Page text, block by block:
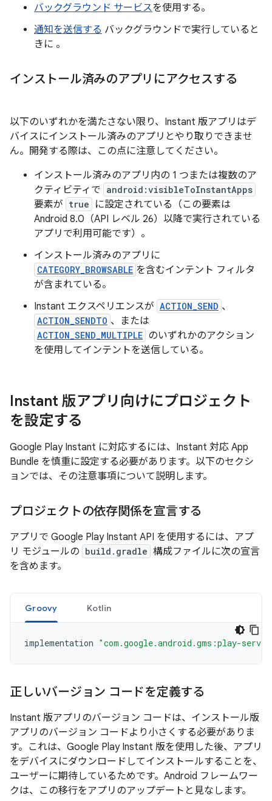
バックグラウンド サービスを使用する。
通知を送信する バックグラウンドで実行していると
きに 。
インストール済みのアプリにアクセスする
以下のいずれかを満たさない限り、Instant 版アプリはデ
バイスにインストール済みのアプリとやり取りできませ
ん。開発する際は、この点に注意してください。
インストール済みのアプリ内の 1 つまたは複数のア
クティビティで android:visibleToInstantApps
要素が true
に設定されている（この要素は
Android 8.0（API レベル 26）以降で実行されている
アプリで利用可能です）。
インストール済みのアプリに
CATEGORY_BROWSABLE を含むインテント フィルタ
が含まれている。
Instant エクスペリエンスが ACTION_SEND 、
ACTION_SENDTO 、または
ACTION_SEND_MULTIPLE のいずれかのアクション
を使用してインテントを送信している。
Instant 版アプリ向けにプロジェクト
を設定する
Google Play Instant に対応するには、Instant 対応 App
Bundle を慎重に設定する必要があります。以下のセクシ
ョンでは、その注意事項について説明します。
プロジェクトの依存関係を宣言する
アプリで Google Play Instant API を使用するには、アプ
リ モジュールの build.gradle 構成ファイルに次の宣言
を含めます。
Groovy Kotlin
implementation "com.google.android.gms:play-
正しいバージョン コードを定義する
Instant 版アプリのバージョン コードは、インストール版
アプリのバージョン コードより小さくする必要がありま
す。これは、Google Play Instant 版を使用した後、アプリ
をデバイスにダウンロードしてインストールすることを、
ユーザーに期待しているためです。Android フレームワー
クは、この移行をアプリのアップデートと見なします。